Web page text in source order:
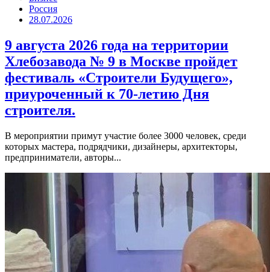
Россия
28.07.2026
9 августа 2026 года на территории
Хлебозавода № 9 в Москве пройдет
фестиваль «Строители Будущего»,
приуроченный к 70-летию Дня
строителя.
В мероприятии примут участие более 3000 человек, среди
которых мастера, подрядчики, дизайнеры, архитекторы,
предприниматели, авторы...